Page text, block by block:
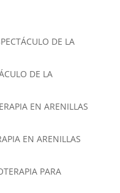
DE LA
DE LA
EN ARENILLAS
EN ARENILLAS
PARA